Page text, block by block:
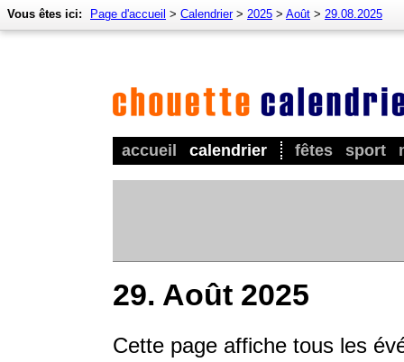
accueil calendrier fêtes sport
Vous êtes ici: Page d'accueil > Calendrier> 2025 > Août > 29.08.2025
29. Août 2025
Cette page affiche tous les